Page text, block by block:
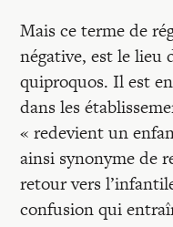
Mais ce terme de
négative, est le lieu
quiproquos. Il est
dans les
« redevient un
ainsi synonyme de
retour vers
confusion qui